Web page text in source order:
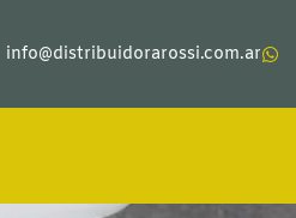
info@distribuidorarossi.com.ar